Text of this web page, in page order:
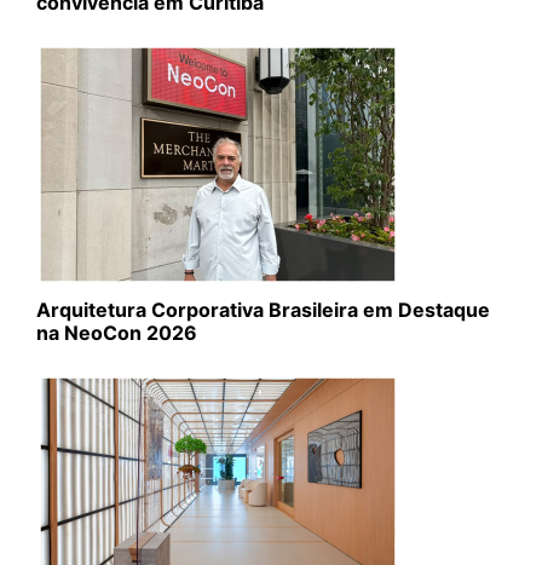
Arquitetura Corporativa Brasileira em Destaque
na NeoCon 2026